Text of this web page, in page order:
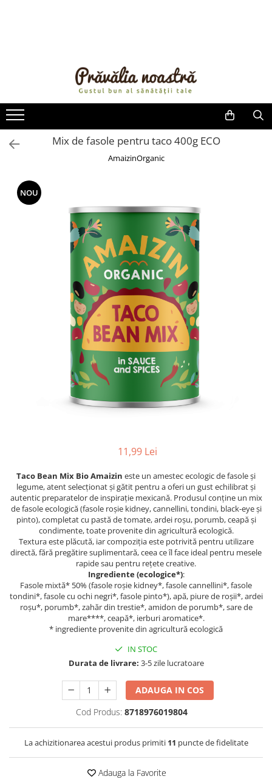
ULEIURI ȘI UNTURI
MĂSLINE
NUCI ȘI SEMINȚE
FRUCTE DESHIDRATATE
FRUCTE LA CONSERVĂ
OȚETURI ȘI SOSURI
FĂINĂ FĂRĂ GLUTEN
BĂUTURI / LAPTE VEGETAL
CREME ȘI PASTE TARTINABILE
CEAIURI GRECEȘTI
CIOCOLATĂ ȘI CACAO
HEALTHY SNACKS
SUPERALIMENTE
REMEDII NATURISTE
TOATE PRODUSELE
Mix de fasole pentru taco 400g ECO
AmaizinOrganic
NOU
11,99 Lei
Taco Bean Mix Bio Amaizin este un amestec ecologic de fasole și
legume, atent selecționat și gătit pentru a oferi un gust echilibrat și
autentic preparatelor de inspirație mexicană. Produsul conține un mix
de fasole ecologică (fasole roșie kidney, cannellini, tondini, black-eye și
pinto), completat cu pastă de tomate, ardei roșu, porumb, ceapă și
condimente, toate provenite din agricultură ecologică.
Textura este plăcută, iar compoziția este potrivită pentru utilizare
directă, fără pregătire suplimentară, ceea ce îl face ideal pentru mesele
rapide sau pentru rețete creative.
Ingrediente (ecologice*):
Fasole mixtă* 50% (fasole roșie kidney*, fasole cannellini*, fasole
tondini*, fasole cu ochi negri*, fasole pinto*), apă, piure de roșii*, ardei
roșu*, porumb*, zahăr din trestie*, amidon de porumb*, sare de
mare****, ceapă*, ierburi aromatice*.
* ingrediente provenite din agricultură ecologică
IN STOC
Durata de livrare: 3-5 zile lucratoare
ADAUGA IN COS
Cod Produs: 8718976019804
La achizitionarea acestui produs primiti 11 puncte de fidelitate
Adauga la Favorite